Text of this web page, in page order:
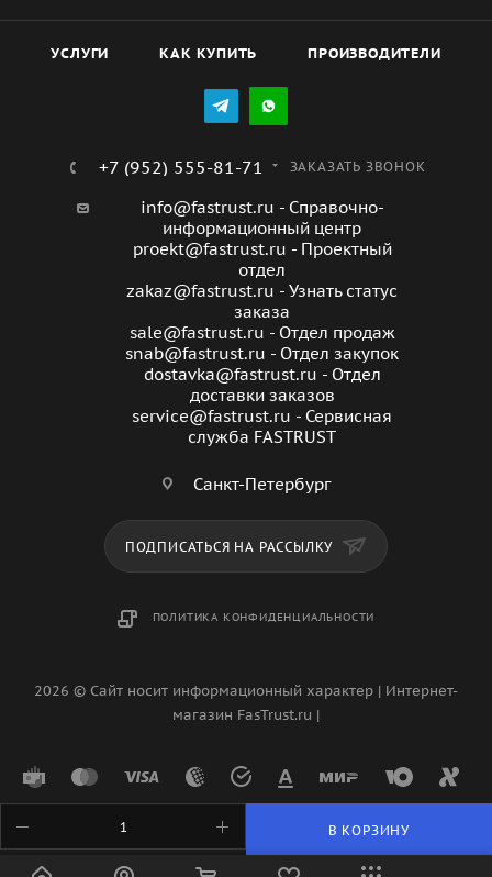
В КОРЗИНУ
Нельзя погружать двигатель в воду или другую
жидкость.
УСЛУГИ КАК КУПИТЬ ПРОИЗВОДИТЕЛИ
+7 (952) 555-81-71 ЗАКАЗАТЬ ЗВОНОК
info@fastrust.ru - Справочно-
информационный центр
proekt@fastrust.ru - Проектный
отдел
zakaz@fastrust.ru - Узнать статус
заказа
sale@fastrust.ru - Отдел продаж
snab@fastrust.ru - Отдел закупок
dostavka@fastrust.ru - Отдел
доставки заказов
service@fastrust.ru - Сервисная
служба FASTRUST
Санкт-Петербург
ПОДПИСАТЬСЯ НА РАССЫЛКУ
ПОЛИТИКА КОНФИДЕНЦИАЛЬНОСТИ
2026 © Сайт носит информационный характер | Интернет-
магазин FasTrust.ru |